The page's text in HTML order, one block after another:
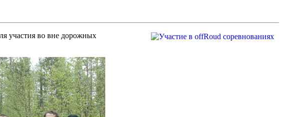
участия во вне дорожных